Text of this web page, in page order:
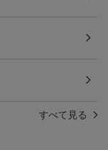
すべて見る